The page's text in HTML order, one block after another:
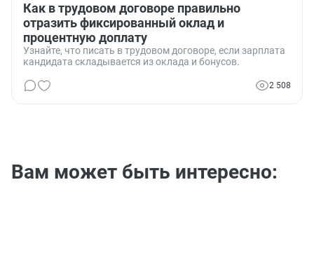
Как в трудовом договоре правильно
отразить фиксированный оклад и
процентную доплату
Узнайте, что писать в трудовом договоре, если зарплата
кандидата складывается из оклада и бонусов.
2 508
Вам может быть интересно: